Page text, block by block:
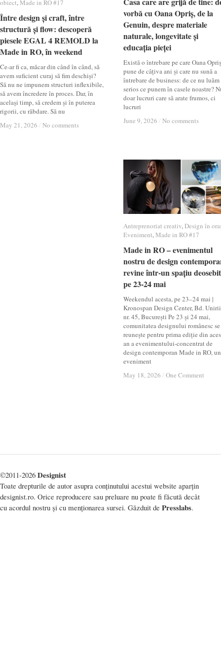
vorbă cu Oana Opriș, de la
Genuin, despre materiale
naturale, longevitate și
educația pieței
Există o întrebare pe care Oana
pune de câțiva ani și care nu sună a
întrebare de business: de ce nu
serios ce punem în casele noastre?
doar lucruri care să arate frumos, ci
lucruri
June 9, 2026 / No comments
vorbă cu Oana Opriș, de la
Genuin, despre materiale
naturale, longevitate și
educația pieței
June 9, 2026 / No comments
obiect,Made in RO #17
Între design și craft, între
structură și flow: descoperă
piesele EGAL 4 REMOLD la
Made in RO, în weekend
Ce-ar fi ca, măcar din când în când, să
avem suficient curaj să fim deschiși?
Să nu ne impunem structuri inflexibile,
să avem încredere în proces. Dar, în
același timp, să credem și în puterea
rigorii, cu răbdare. Să nu
May 21, 2026 / No comments
obiect Made in RO #17
Între design și craft, între
structură și flow: descoperă
piesele EGAL 4 REMOLD la
Made in RO, în weekend
May 21, 2026 / No comments
Antreprenoriat creativ,Design în
Eveniment,Made in RO #17
Made in RO – evenimentul
nostru de design
revine într-un spațiu
pe 23-24 mai
Weekendul acesta, pe 23–24 mai |
Kronospan Design Center, Bd. Unirii
nr. 45, București Pe 23 și 24 mai,
comunitatea designului românesc se
reunește pentru prima ediție din
an a evenimentului-concentrat de
design contemporan Made in RO, un
eveniment
May 18, 2026 / One Comment
Antreprenoriat creativ Design în
Eveniment Made in RO #17
Made in RO – evenimentul
nostru de design
revine într-un spațiu
pe 23-24 mai
May 18, 2026 / One Comment
©2011-2026 Designist
Toate drepturile de autor asupra conținutului acestui website aparțin
designist.ro. Orice reproducere sau preluare nu poate fi făcută decât
cu acordul nostru și cu menționarea sursei. Găzduit de Presslabs.